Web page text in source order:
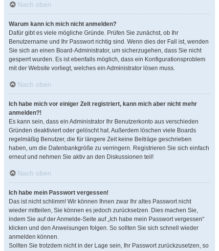
Nach oben
Warum kann ich mich nicht anmelden?
Dafür gibt es viele mögliche Gründe. Prüfen Sie zunächst, ob Ihr
Benutzername und Ihr Passwort richtig sind. Wenn dies der Fall ist, wenden
Sie sich an einen Board-Administrator, um sicherzugehen, dass Sie nicht
gesperrt wurden. Es ist ebenfalls möglich, dass ein Konfigurationsproblem
mit der Website vorliegt, welches ein Administrator lösen muss.
Nach oben
Ich habe mich vor einiger Zeit registriert, kann mich aber nicht mehr
anmelden?!
Es kann sein, dass ein Administrator Ihr Benutzerkonto aus verschieden
Gründen deaktiviert oder gelöscht hat. Außerdem löschen viele Boards
regelmäßig Benutzer, die für längere Zeit keine Beiträge geschrieben
haben, um die Datenbankgröße zu verringern. Registrieren Sie sich einfach
erneut und nehmen Sie aktiv an den Diskussionen teil!
Nach oben
Ich habe mein Passwort vergessen!
Das ist nicht schlimm! Wir können Ihnen zwar Ihr altes Passwort nicht
wieder mitteilen, Sie können es jedoch zurücksetzen. Dies machen Sie,
indem Sie auf der Anmelde-Seite auf „Ich habe mein Passwort vergessen“
klicken und den Anweisungen folgen. So sollten Sie sich schnell wieder
anmelden können.
Sollten Sie trotzdem nicht in der Lage sein, Ihr Passwort zurückzusetzen, so